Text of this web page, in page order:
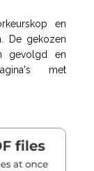
en
De gekozen
gevolgd en
met